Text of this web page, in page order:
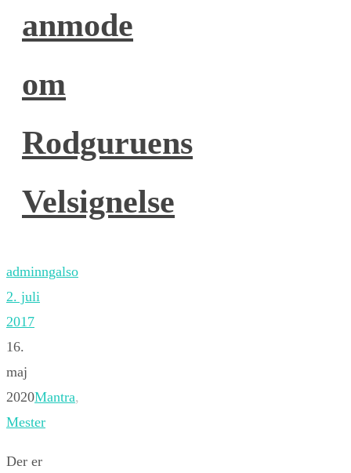
anmode
om
Rodguruens
Velsignelse
adminngalso
2. juli
2017
16.
maj
2020Mantra,
Mester
Der er